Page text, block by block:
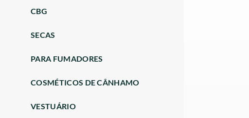
CBG
SECAS
PARA FUMADORES
COSMÉTICOS DE CÂNHAMO
VESTUÁRIO